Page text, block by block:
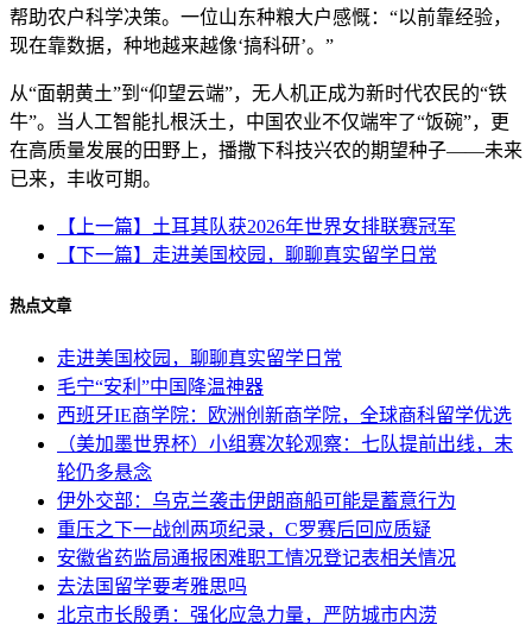
帮助农户科学决策。一位山东种粮大户感慨：“以前靠经验，
现在靠数据，种地越来越像‘搞科研’。”
从“面朝黄土”到“仰望云端”，无人机正成为新时代农民的“铁
牛”。当人工智能扎根沃土，中国农业不仅端牢了“饭碗”，更
在高质量发展的田野上，播撒下科技兴农的期望种子——未来
已来，丰收可期。
【上一篇】土耳其队获2026年世界女排联赛冠军
【下一篇】走进美国校园，聊聊真实留学日常
热点文章
走进美国校园，聊聊真实留学日常
毛宁“安利”中国降温神器
西班牙IE商学院：欧洲创新商学院，全球商科留学优选
（美加墨世界杯）小组赛次轮观察：七队提前出线，末
轮仍多悬念
伊外交部：乌克兰袭击伊朗商船可能是蓄意行为
重压之下一战创两项纪录，C罗赛后回应质疑
安徽省药监局通报困难职工情况登记表相关情况
去法国留学要考雅思吗
北京市长殷勇：强化应急力量，严防城市内涝